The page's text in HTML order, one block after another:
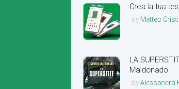
Crea la tua
byMatteo
LA
Maldonado
byAlessandra